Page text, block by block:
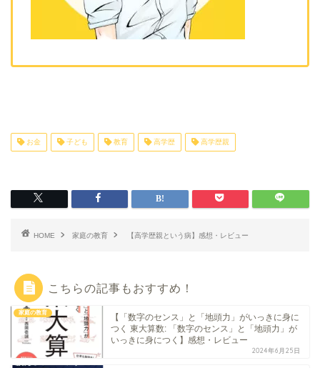
お金 子ども 教育 高学歴 高学歴親
HOME 家庭の教育 【高学歴親という病】感想・レビュー
こちらの記事もおすすめ！
家庭の教育
【「数字のセンス」と「地頭力」がいっきに身に
つく 東大算数: 「数字のセンス」と「地頭力」が
いっきに身につく】感想・レビュー
2024年6月25日